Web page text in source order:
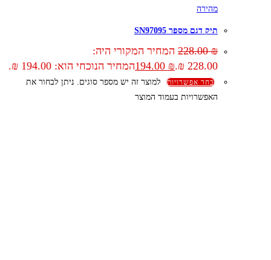
מהירה
תיק דגם מספר SN97095
228.00₪
המחיר המקורי היה:
228.00 ₪.
194.00 ₪ המחיר הנוכחי הוא: 194.00 ₪.
בחר אפשרויות
למוצר זה יש מספר סוגים. ניתן לבחור את
האפשרויות בעמוד המוצר